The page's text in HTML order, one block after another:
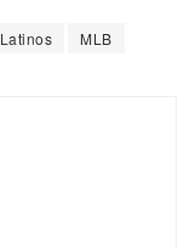
Latinos MLB